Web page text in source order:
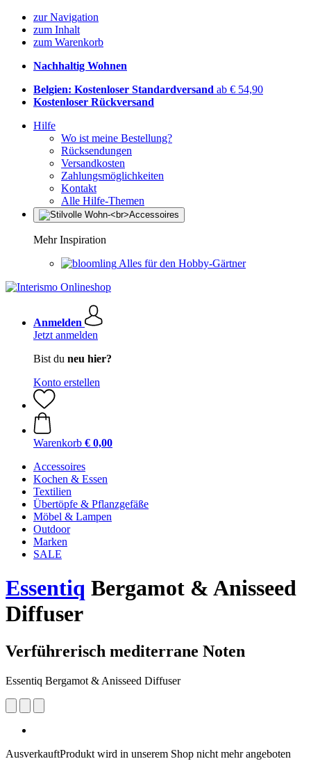
zur Navigation
zum Inhalt
zum Warenkorb
Nachhaltig Wohnen
Belgien: Kostenloser Standardversand ab € 54,90
Kostenloser Rückversand
Hilfe
Wo ist meine Bestellung?
Rücksendungen
Versandkosten
Zahlungsmöglichkeiten
Kontakt
Alle Hilfe-Themen
Mehr Inspiration
Alles für den Hobby-Gärtner
Anmelden
Jetzt anmelden
Bist du neu hier?
Konto erstellen
Warenkorb € 0,00
Accessoires
Kochen & Essen
Textilien
Übertöpfe & Pflanzgefäße
Möbel & Lampen
Outdoor
Marken
SALE
Essentiq Bergamot & Anisseed
Diffuser
Verführerisch mediterrane Noten
Essentiq Bergamot & Anisseed Diffuser
AusverkauftProdukt wird in unserem Shop nicht mehr angeboten